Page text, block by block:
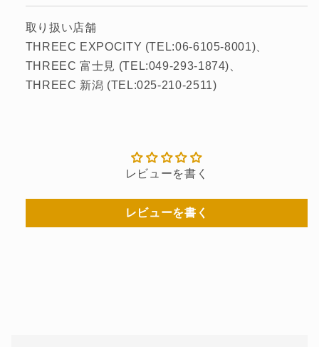
取り扱い店舗
THREEC EXPOCITY (TEL:06-6105-8001)
THREEC 富士見 (TEL:049-293-1874)
THREEC 新潟 (TEL:025-210-2511)
レビューを書く
レビューを書く